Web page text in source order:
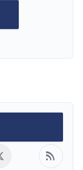
rss_feed